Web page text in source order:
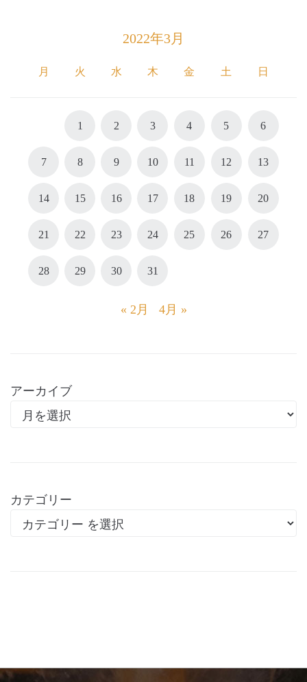
2022年3月
月 火 水 木 金 土 日
1 2 3 4 5 6
7 8 9 10 11 12 13
14 15 16 17 18 19 20
21 22 23 24 25 26 27
28 29 30 31
« 2月 4月 »
アーカイブ
カテゴリー